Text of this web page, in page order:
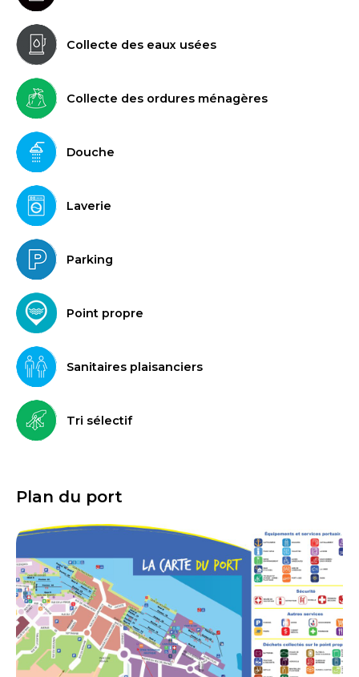
Collecte des eaux usées
Collecte des ordures ménagères
Douche
Laverie
Parking
Point propre
Sanitaires plaisanciers
Tri sélectif
Plan du port